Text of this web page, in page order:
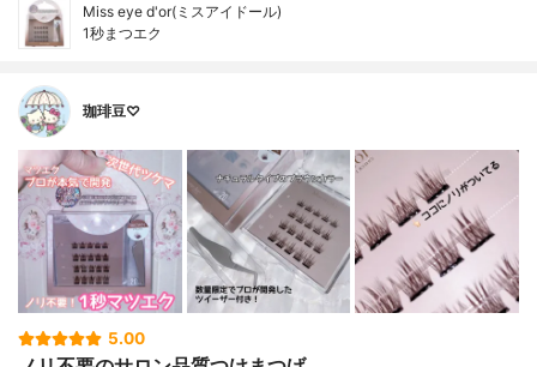
Miss eye d'or(ミスアイドール)
1秒まつエク
珈琲豆♡
5.00